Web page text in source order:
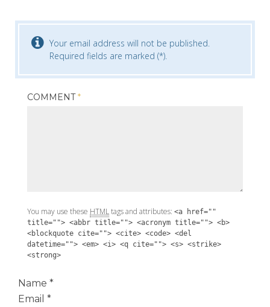
Your email address will not be published.
Required fields are marked (*).
COMMENT*
You may use these HTMLtags and attributes: <a href=""
title=""> <abbr title=""> <acronym title=""> <b>
<blockquote cite=""> <cite> <code> <del
datetime=""> <em> <i> <q cite=""> <s> <strike>
<strong>
Name *
Email *